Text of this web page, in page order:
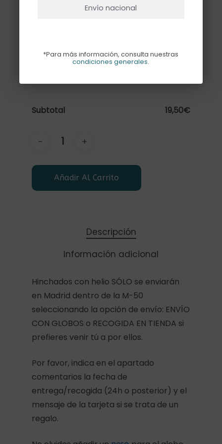
pongamos en el globo.
GLOBO ESTRELLA GRANDE
Subtotal 19,50€
Añadir Al Carrito
Descripción
Información adicional
Hinchados con helio SÓLO se enviarán
en Madrid dentro de la M-50
seleccionando la opción de envío: ENVÍO
CON GLOBOS o RECOGIDA EN TIENDA si
prefieres venir tú a por ellos.
Por favor, indica en el apartado
comentarios la fecha de
entrega/recogida (24h o posterior) y el
mensaje de la tarjeta si se trata de un
regalo.
Envío nacional
*Para más información, consulta nuestras
condiciones generales.